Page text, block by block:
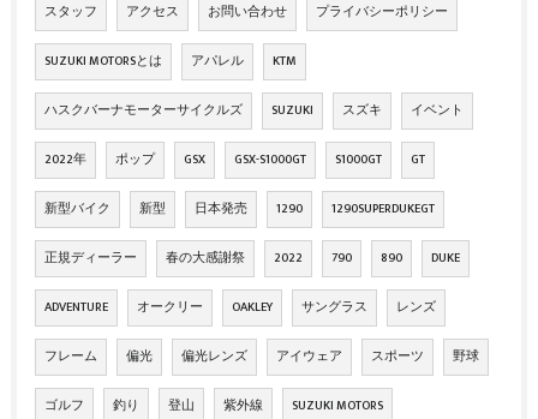
スタッフ アクセス お問い合わせ プライバシーポリシー
SUZUKI MOTORSとは アパレル KTM
ハスクバーナモーターサイクルズ SUZUKI スズキ イベント
2022年 ポップ GSX GSX-S1000GT S1000GT GT
新型バイク 新型 日本発売 1290 1290SUPERDUKEGT
正規ディーラー 春の大感謝祭 2022 790 890 DUKE
ADVENTURE オークリー OAKLEY サングラス レンズ
フレーム 偏光 偏光レンズ アイウェア スポーツ 野球
ゴルフ 釣り 登山 紫外線 SUZUKI MOTORS